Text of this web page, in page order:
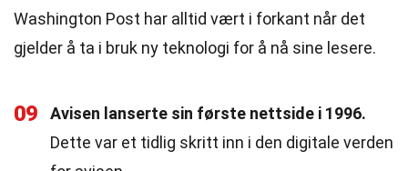
Washington Post har alltid vært i forkant når det
gjelder å ta i bruk ny teknologi for å nå sine lesere.
09
Avisen lanserte sin første nettside i 1996.
Dette var et tidlig skritt inn i den digitale verden